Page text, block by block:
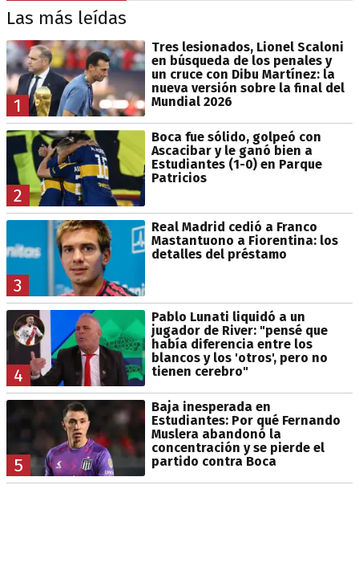
Las más leídas
1
Tres lesionados, Lionel Scaloni
en búsqueda de los penales y
un cruce con Dibu Martínez: la
nueva versión sobre la final del
Mundial 2026
2
Boca fue sólido, golpeó con
Ascacibar y le ganó bien a
Estudiantes (1-0) en Parque
Patricios
3
Real Madrid cedió a Franco
Mastantuono a Fiorentina: los
detalles del préstamo
4
Pablo Lunati liquidó a un
jugador de River: "pensé que
había diferencia entre los
blancos y los 'otros', pero no
tienen cerebro"
5
Baja inesperada en
Estudiantes: Por qué Fernando
Muslera abandonó la
concentración y se pierde el
partido contra Boca